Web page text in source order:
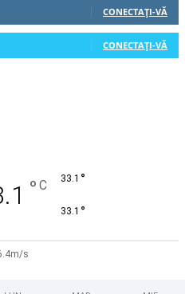
CONECTAȚI-VĂ
CONECTAȚI-VĂ
° C 33.1 °
33.1 °
s